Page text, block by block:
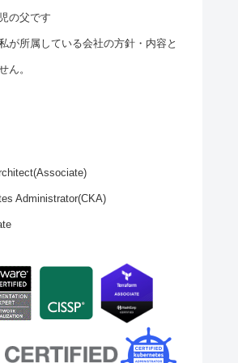
の父です
が所属している会社の方針・内容と
ん。
Administrator(CKA)